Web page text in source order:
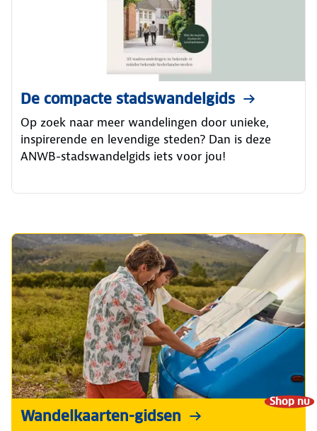
De compacte stadswandelgids
Op zoek naar meer wandelingen door unieke,
inspirerende en levendige steden? Dan is deze
ANWB-stadswandelgids iets voor jou!
Shop nu
Wandelkaarten-gidsen